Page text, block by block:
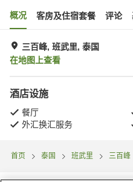
概况 客房及住宿套餐 评论
三百峰, 班武里, 泰国
在地图上查看
酒店设施
餐厅
外汇换汇服务
首页 泰国 班武里 三百峰